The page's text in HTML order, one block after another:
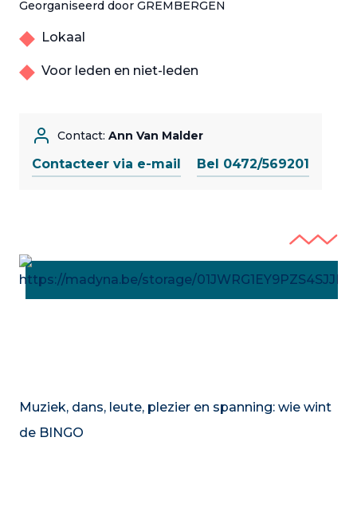
Georganiseerd door GREMBERGEN
Lokaal
Voor leden en niet-leden
Contact: Ann Van Malder
Contacteer via e-mail Bel 0472/569201
Muziek, dans, leute, plezier en spanning: wie wint
de BINGO